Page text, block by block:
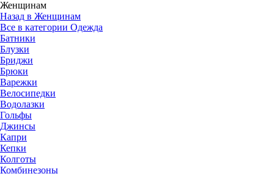
Женщинам
Назад в Женщинам
Все в категории Одежда
Батники
Блузки
Бриджи
Брюки
Варежки
Велосипедки
Водолазки
Гольфы
Джинсы
Капри
Кепки
Колготы
Комбинезоны